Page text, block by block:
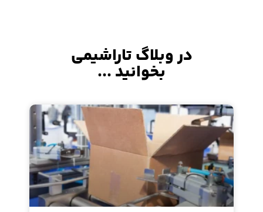
در وبلاگ تاراشیمی
بخوانید ...